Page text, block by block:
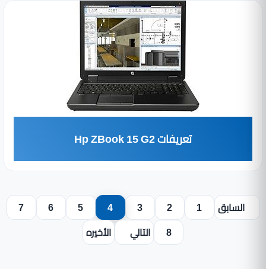
تعريفات Hp ZBook 15 G2
السابق 1
2
3
4
5
6
7
8
التالي الأخيره